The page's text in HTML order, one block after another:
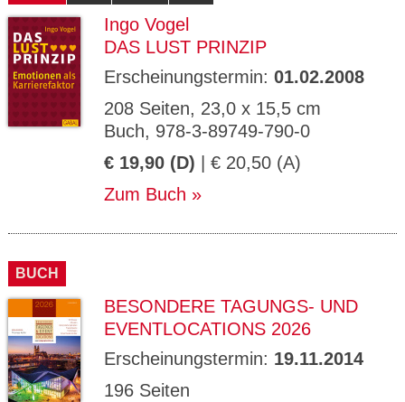
Ingo Vogel
DAS LUST PRINZIP
Erscheinungstermin: 01.02.2008
208 Seiten, 23,0 x 15,5 cm
Buch, 978-3-89749-790-0
€ 19,90 (D) | € 20,50 (A)
Zum Buch
BUCH
BESONDERE TAGUNGS- UND
EVENTLOCATIONS 2026
Erscheinungstermin: 19.11.2014
196 Seiten